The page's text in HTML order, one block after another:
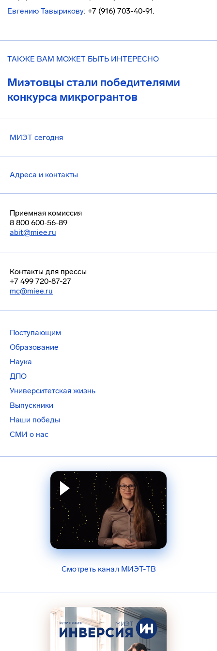
Евгению Тавырикову: +7 (916) 703-40-91.
ТАКЖЕ ВАМ МОЖЕТ БЫТЬ ИНТЕРЕСНО
Миэтовцы стали победителями
конкурса микрогрантов
МИЭТ сегодня
Адреса и контакты
Приемная комиссия
8 800 600-56-89
abit@miee.ru
Контакты для прессы
+7 499 720-87-27
mc@miee.ru
Поступающим
Образование
Наука
ДПО
Университетская жизнь
Выпускники
Наши победы
СМИ о нас
Смотреть канал МИЭТ-ТВ